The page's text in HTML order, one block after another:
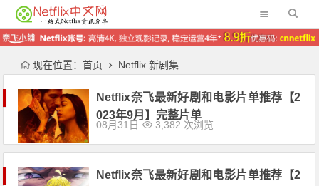
现在位置： 首页 Netflix 新剧集
Netflix奈飞最新好剧和电影片单推荐【2
023年9月】完整片单
08月31日 3,382 次浏览
Netflix奈飞最新好剧和电影片单推荐【2